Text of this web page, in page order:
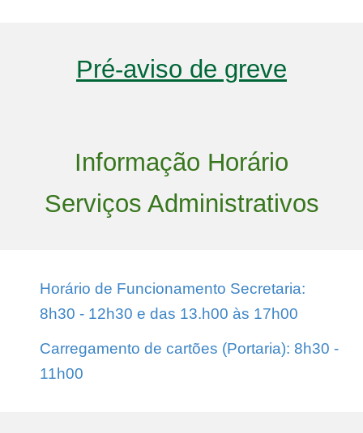
Pré-aviso de greve
Informação Horário
Serviços Administrativos
Horário de Funcionamento Secretaria:
8h30 - 12h30 e das 13.h00 às 17h00
Carregamento de cartões (Portaria): 8h30 -
11h00